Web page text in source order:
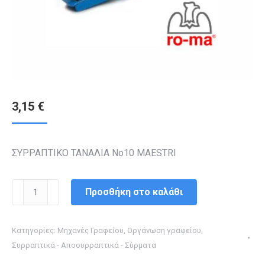
3,15 €
ΣΥΡΡΑΠΤΙΚΟ ΤΑΝΑΛΙΑ Nο10 MAESTRI
ΣΥΡΡΑΠΤΙΚΟ
ΤΑΝΑΛΙΑ
MAESTRI
ποσότητα
Προσθήκη στο καλάθι
Κατηγορίες: Μηχανές Γραφείου, Οργάνωση γραφείου,
Συρραπτικά - Αποσυρραπτικά - Σύρματα